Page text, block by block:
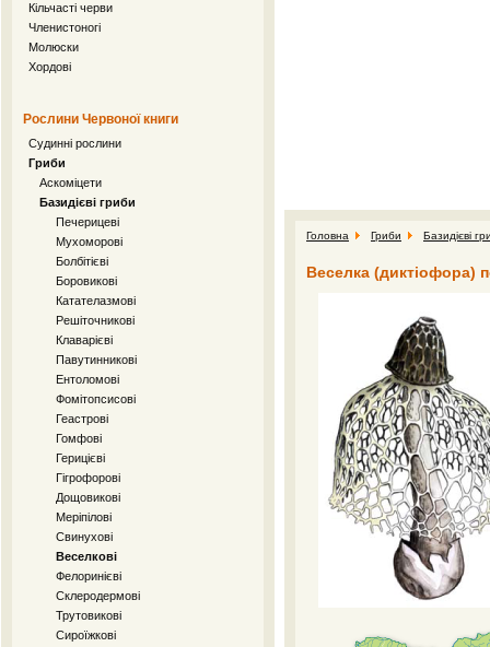
Кільчасті черви
Членистоногі
Молюски
Хордові
Рослини Червоної книги
Судинні рослини
Гриби
Аскоміцети
Базидієві гриби
Печерицеві
Мухоморові
Болбітієві
Боровикові
Катателазмові
Решіточникові
Клаварієві
Павутинникові
Ентоломові
Фомітопсисові
Геастрові
Гомфові
Герицієві
Гігрофорові
Дощовикові
Меріпілові
Свинухові
Веселкові
Фелоринієві
Склеродермові
Трутовикові
Сироїжкові
Головна Гриби Базидієві
Веселка (диктіофора)